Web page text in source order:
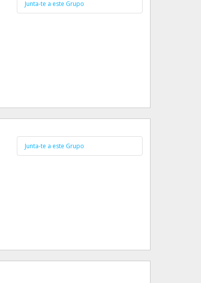
Junta-te a este Grupo
Junta-te a este Grupo